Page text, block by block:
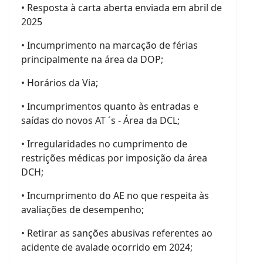
• Resposta à carta aberta enviada em abril de
2025
• Incumprimento na marcação de férias
principalmente na área da DOP;
• Horários da Via;
• Incumprimentos quanto às entradas e
saídas do novos AT ´s - Área da DCL;
• Irregularidades no cumprimento de
restrições médicas por imposição da área
DCH;
• Incumprimento do AE no que respeita às
avaliações de desempenho;
• Retirar as sanções abusivas referentes ao
acidente de avalade ocorrido em 2024;